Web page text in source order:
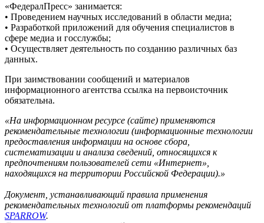
«ФедералПресс» занимается:
• Проведением научных исследований в области медиа;
• Разработкой приложений для обучения специалистов в
сфере медиа и госслужбы;
• Осуществляет деятельность по созданию различных баз
данных.
При заимствовании сообщений и материалов
информационного агентства ссылка на первоисточник
обязательна.
«На информационном ресурсе (сайте) применяются
рекомендательные технологии (информационные технологии
предоставления информации на основе сбора,
систематизации и анализа сведений, относящихся к
предпочтениям пользователей сети «Интернет»,
находящихся на территории Российской Федерации).»
Документ, устанавливающий правила применения
рекомендательных технологий от платформы рекомендаций
SPARROW.